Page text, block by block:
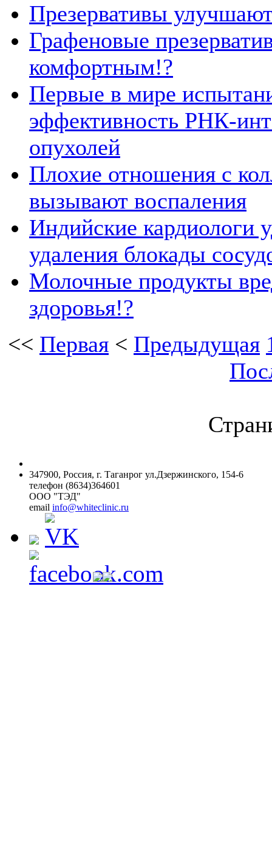
Презервативы
Графеновые
комфортным!?
Первые в мире
эффективность РНК-
опухолей
Плохие отношения с
вызывают воспаления
Индийские кардиологи
удаления блокады
Молочные продукты
здоровья!?
<< Первая < Предыдущая
347900, Россия, г. Таганрог ул.Дзержинского, 154-6
телефон (8634)364601
ООО "ТЭД"
email info@whiteclinic.ru